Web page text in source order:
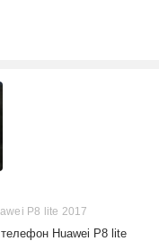
P8 lite 2017
Huawei P8 lite